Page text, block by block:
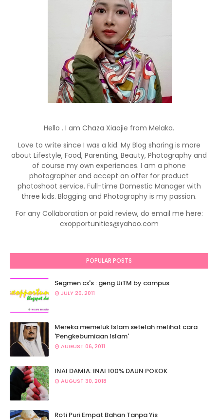
Hello . I am Chaza Xiaojie from Melaka.
Love to write since I was a kid. My Blog sharing is more
about Lifestyle, Food, Parenting, Beauty, Photography and
of course my own experiences. I am a phone
photographer and accept an offer for product
photoshoot service. Full-time Domestic Manager with
three kids. Blogging and Photography is my passion.
For any Collaboration or paid review, do email me here:
cxopportunities@yahoo.com
POPULAR POSTS
Segmen cx's : geng UiTM by campus
JULY 20, 2011
Mereka memeluk Islam setelah melihat cara
'Pengkebumiaan Islam'
AUGUST 06, 2011
INAI DAMIA: INAI 100% DAUN POKOK
AUGUST 30, 2018
Roti Puri Empat Bahan Tanpa Yis